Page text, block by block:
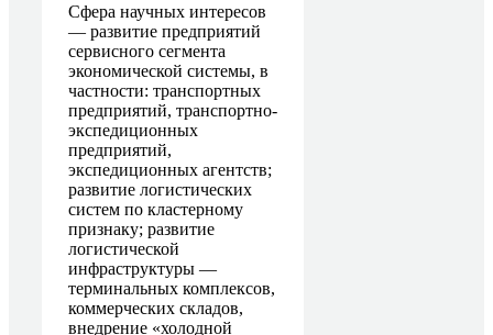
Сфера научных интересов
— развитие предприятий
сервисного сегмента
экономической системы, в
частности: транспортных
предприятий, транспортно-
экспедиционных
предприятий,
экспедиционных агентств;
развитие логистических
систем по кластерному
признаку; развитие
логистической
инфраструктуры —
терминальных комплексов,
коммерческих складов,
внедрение «холодной